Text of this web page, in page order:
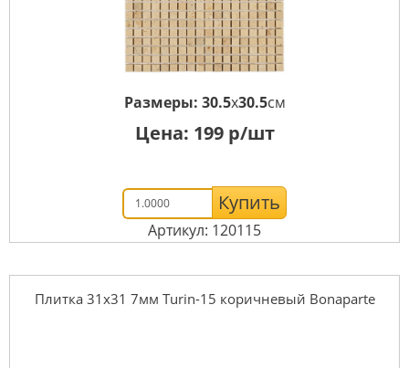
Размеры: 30.5x30.5см
Цена: 199р/шт
Купить
Артикул: 120115
Плитка 31x31 7мм Turin-15 коричневый Bonaparte